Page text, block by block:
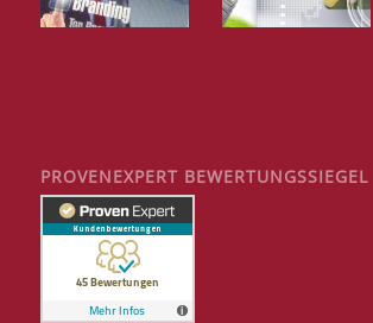
PROVENEXPERT BEWERTUNGSSIEGEL